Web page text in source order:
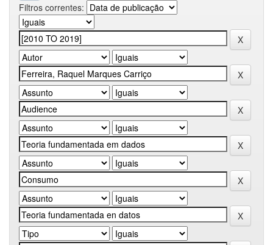
Filtros correntes: